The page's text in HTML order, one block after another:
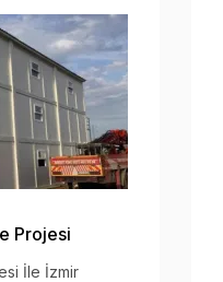
Projesi
İle İzmir